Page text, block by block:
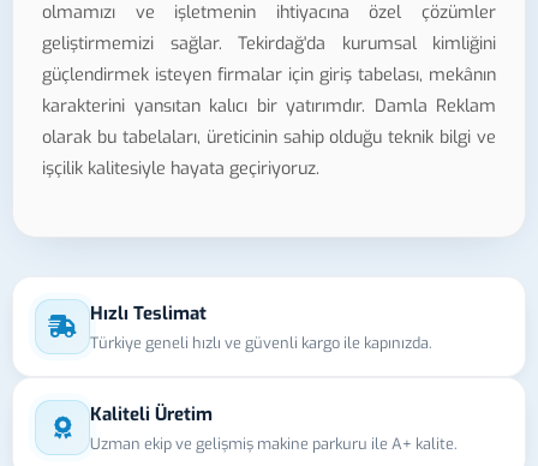
olmamızı ve işletmenin ihtiyacına özel çözümler
geliştirmemizi sağlar. Tekirdağ'da kurumsal kimliğini
güçlendirmek isteyen firmalar için giriş tabelası, mekânın
karakterini yansıtan kalıcı bir yatırımdır. Damla Reklam
olarak bu tabelaları, üreticinin sahip olduğu teknik bilgi ve
işçilik kalitesiyle hayata geçiriyoruz.
Hızlı Teslimat
Türkiye geneli hızlı ve güvenli kargo ile kapınızda.
Kaliteli Üretim
Uzman ekip ve gelişmiş makine parkuru ile A+ kalite.